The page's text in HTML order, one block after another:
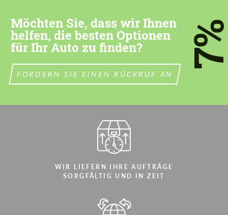
Möchten Sie, dass wir Ihnen
helfen, die besten Optionen
für Ihr Auto zu finden?
FORDERN SIE EINEN RÜCKRUF AN
WIR LIEFERN IHRE AUFTRÄGE
SORGFÄLTIG UND IN ZEIT
KONTAKTIEREN SIE MICH
Wir sprechen Ihre Sprache
Stimmen Sie der Verarbeitung der
KONTAKTIEREN SIE MICH
Wir sprechen Ihre Sprache